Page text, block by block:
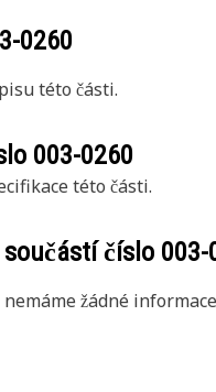
0260
této části.
003-0260
této části.
součástí číslo 003-
žádné